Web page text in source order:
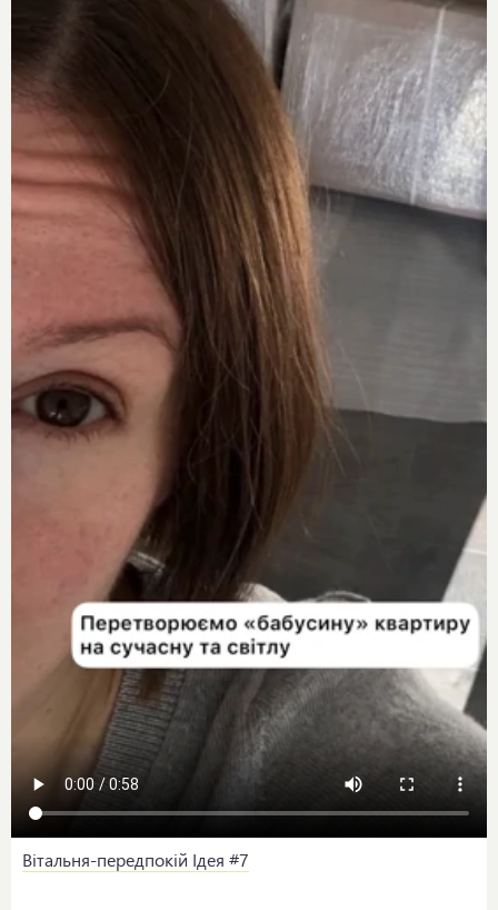
Вітальня-передпокій Ідея #7